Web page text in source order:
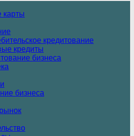
карты
кредитование
кредиты
бизнеса
бизнеса